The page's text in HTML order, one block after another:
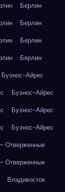
Берлин
Берлин
Берлин
Берлин
Буэнос-Айрес
Буэнос-Айрес
Буэнос-Айрес
Буэнос-Айрес
Отверженные
Отверженные
Владивосток